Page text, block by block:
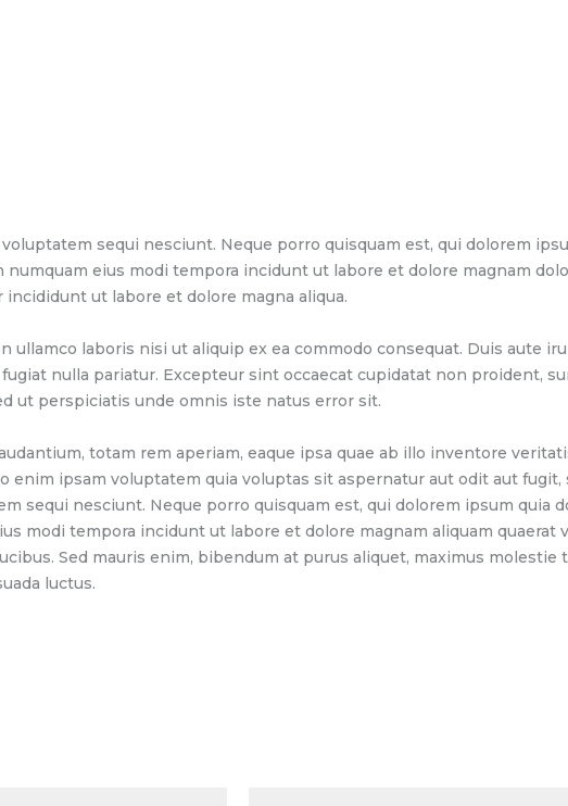
sequi nesciunt. Neque porro quisquam est, qui dolorem
numquam eius modi tempora incidunt ut labore et dolore magnam
ut labore et dolore magna aliqua.
ullamco laboris nisi ut aliquip ex ea commodo consequat. Duis aute
nulla pariatur. Excepteur sint occaecat cupidatat non proident,
ut perspiciatis unde omnis iste natus error sit.
totam rem aperiam, eaque ipsa quae ab illo inventore
enim ipsam voluptatem quia voluptas sit aspernatur aut odit aut
sequi nesciunt. Neque porro quisquam est, qui dolorem ipsum quia
modi tempora incidunt ut labore et dolore magnam aliquam quaerat
Sed mauris enim, bibendum at purus aliquet, maximus molestie
luctus.